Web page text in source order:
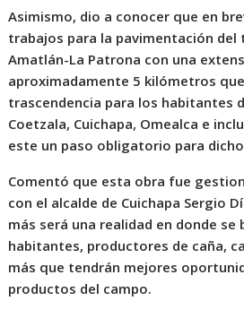
Asimismo, dio a conocer que en
trabajos para la pavimentación
Amatlán-La Patrona con una
aproximadamente 5 kilómetros
trascendencia para los habitantes
Coetzala, Cuichapa, Omealca e
este un paso obligatorio para
Comentó que esta obra fue
con el alcalde de Cuichapa Sergio
más será una realidad en donde se
habitantes, productores de caña,
más que tendrán mejores
productos del campo.